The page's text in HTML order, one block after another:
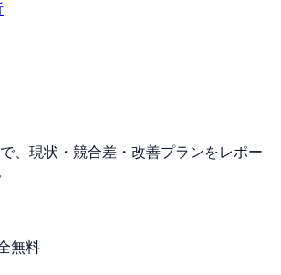
、現状・競合差・改善プランをレポー
無料